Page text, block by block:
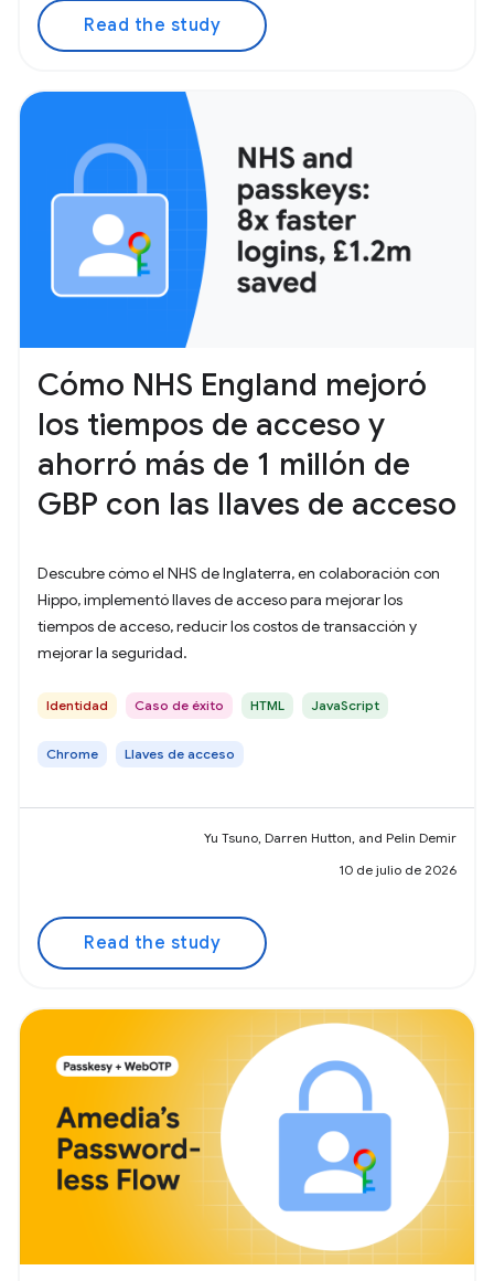
Read the study
Cómo NHS England mejoró
los tiempos de acceso y
ahorró más de 1 millón de
GBP con las llaves de acceso
Descubre cómo el NHS de Inglaterra, en colaboración con
Hippo, implementó llaves de acceso para mejorar los
tiempos de acceso, reducir los costos de transacción y
mejorar la seguridad.
Identidad Caso de éxito HTML JavaScript
Chrome Llaves de acceso
Yu Tsuno, Darren Hutton, and Pelin Demir
10 de julio de 2026
Read the study